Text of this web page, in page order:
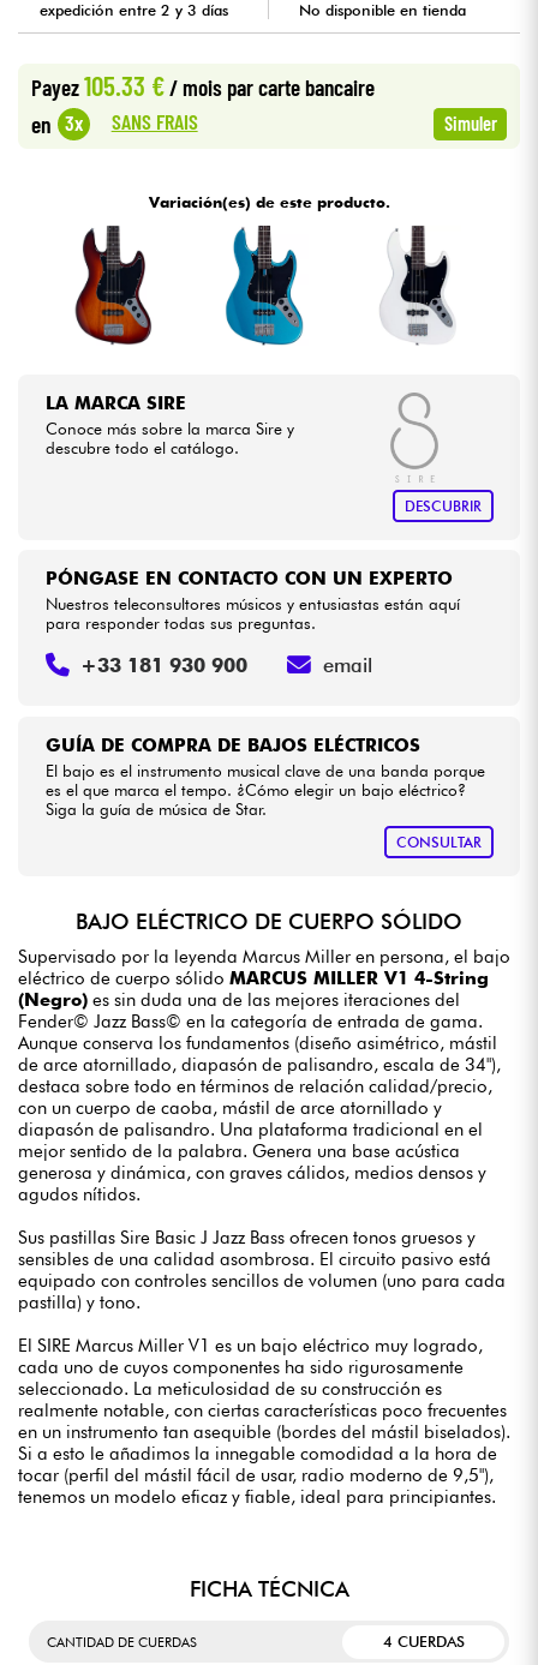
Cables & Acces.
Bundle
Ver nuestras marcas
expedición entre 2 y 3 días
No disponible en tienda
Payez105.33 €/ mois par carte bancaire
en 3x SANS FRAIS Simuler
Variación(es) de este producto.
LA MARCA SIRE
Conoce más sobre la marca Sire y
descubre todo el catálogo.
DESCUBRIR
GUÍA DE COMPRA DE BAJOS ELÉCTRICOS
El bajo es el instrumento musical clave de una banda porque
es el que marca el tempo. ¿Cómo elegir un bajo eléctrico?
Siga la guía de música de Star.
CONSULTAR
PÓNGASE EN CONTACTO CON UN EXPERTO
Nuestros teleconsultores músicos y entusiastas están aquí
para responder todas sus preguntas.
+33 181 930 900 email
BAJO ELÉCTRICO DE CUERPO SÓLIDO
Supervisado por la leyenda Marcus Miller en persona, el bajo
eléctrico de cuerpo sólido MARCUS MILLER V1 4-String
(Negro) es sin duda una de las mejores iteraciones del
Fender© Jazz Bass© en la categoría de entrada de gama.
Aunque conserva los fundamentos (diseño asimétrico, mástil
de arce atornillado, diapasón de palisandro, escala de 34"),
destaca sobre todo en términos de relación calidad/precio,
con un cuerpo de caoba, mástil de arce atornillado y
diapasón de palisandro. Una plataforma tradicional en el
mejor sentido de la palabra. Genera una base acústica
generosa y dinámica, con graves cálidos, medios densos y
agudos nítidos.
Sus pastillas Sire Basic J Jazz Bass ofrecen tonos gruesos y
sensibles de una calidad asombrosa. El circuito pasivo está
equipado con controles sencillos de volumen (uno para cada
pastilla) y tono.
El SIRE Marcus Miller V1 es un bajo eléctrico muy logrado,
cada uno de cuyos componentes ha sido rigurosamente
seleccionado. La meticulosidad de su construcción es
realmente notable, con ciertas características poco frecuentes
en un instrumento tan asequible (bordes del mástil biselados).
Si a esto le añadimos la innegable comodidad a la hora de
tocar (perfil del mástil fácil de usar, radio moderno de 9,5"),
tenemos un modelo eficaz y fiable, ideal para principiantes.
FICHA TÉCNICA
CANTIDAD DE CUERDAS 4 CUERDAS